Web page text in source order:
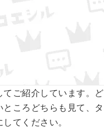
ご紹介しています。ど
ころどちらも見て、タ
てください。